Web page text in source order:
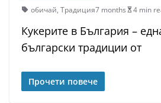
обичай, Традиция7 months 4 min
Кукерите в България –
български традиции от
Прочети повече